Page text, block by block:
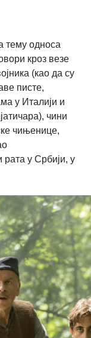
тему односа
кроз везе
(као да су
писте,
у Италији и
чини
чињенице,
у Србији, у